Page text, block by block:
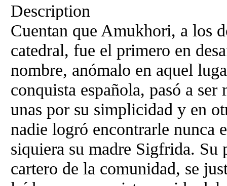
Description
Cuentan que Amukhori, a los
catedral, fue el primero en
nombre, anómalo en aquel
conquista española, pasó a
unas por su simplicidad y en
nadie logró encontrarle nunca
siquiera su madre Sigfrida. Su
cartero de la comunidad, se